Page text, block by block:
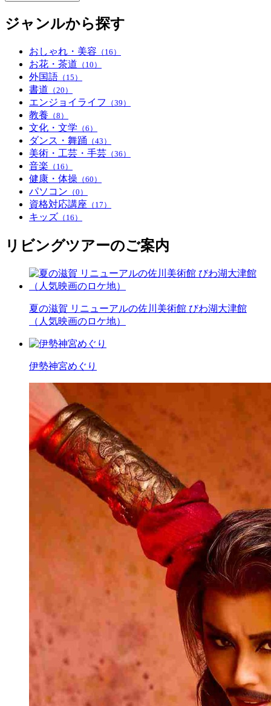
ジャンルから探す
おしゃれ・美容 （16）
お花・茶道 （10）
外国語 （15）
書道 （20）
エンジョイライフ （39）
教養 （8）
文化・文学 （6）
ダンス・舞踊 （43）
美術・工芸・手芸 （36）
音楽 （16）
健康・体操 （60）
パソコン （0）
資格対応講座 （17）
キッズ （16）
リビングツアーのご案内
夏の滋賀 リニューアルの佐川美術館 びわ湖大津館
（人気映画のロケ地）
伊勢神宮めぐり